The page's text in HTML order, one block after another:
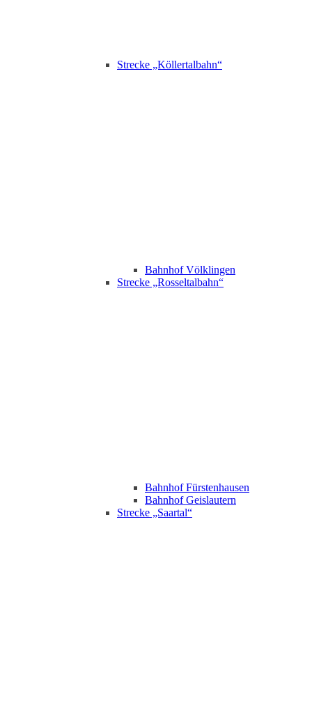
Strecke „Köllertalbahn“
Bahnhof Völklingen
Strecke „Rosseltalbahn“
Bahnhof Fürstenhausen
Bahnhof Geislautern
Strecke „Saartal“